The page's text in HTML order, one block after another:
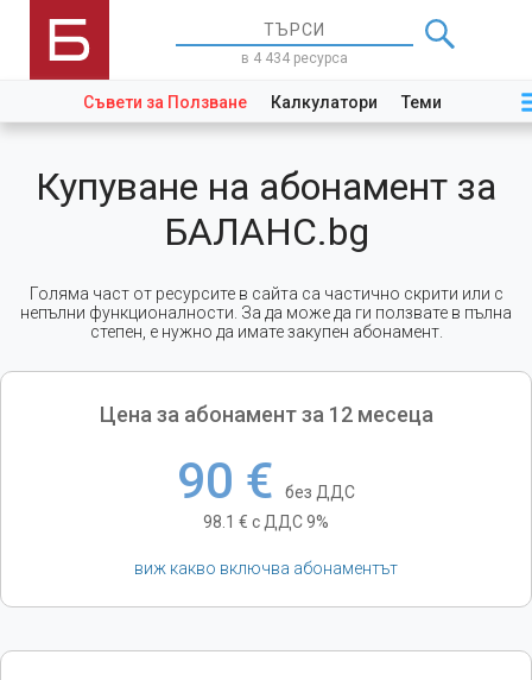
в 4 434 ресурса
Съвети за Ползване Калкулатори Теми Закони
Купуване на абонамент за
БАЛАНС.bg
Голяма част от ресурсите в сайта са частично скрити или с
непълни функционалности. За да може да ги ползвате в пълна
степен, е нужно да имате закупен абонамент.
Цена за абонамент за 12 месеца
90 €
без ДДС
98.1 € с ДДС 9%
виж какво включва абонаментът